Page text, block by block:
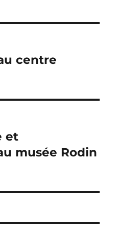
centre
et
musée Rodin